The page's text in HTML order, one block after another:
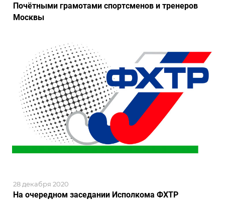
Почётными грамотами спортсменов и тренеров
Москвы
На очередном заседании Исполкома ФХТР
28 декабря 2020